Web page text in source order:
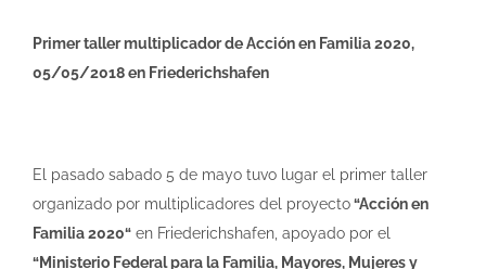
Primer taller multiplicador de Acción en Familia 2020,
05/05/2018 en Friederichshafen
El pasado sabado 5 de mayo tuvo lugar el primer taller
organizado por multiplicadores del proyecto“Acción en
Familia 2020“ en Friederichshafen, apoyado por el
“Ministerio Federal para la Familia, Mayores, Mujeres y